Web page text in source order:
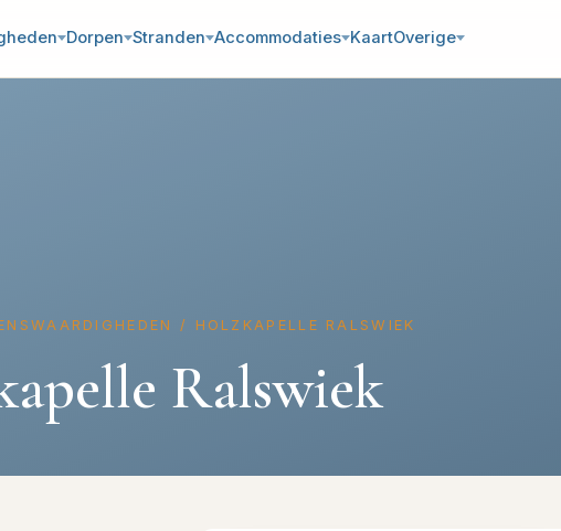
Dorpen Stranden Accommodaties KaartOverige
/ HOLZKAPELLE RALSWIEK
Ralswiek